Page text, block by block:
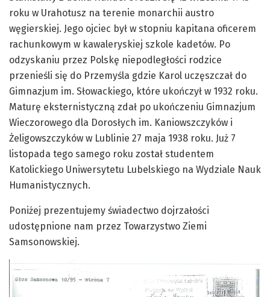
roku w Urahotusz na terenie monarchii austro
węgierskiej. Jego ojciec był w stopniu kapitana oficerem
rachunkowym w kawaleryskiej szkole kadetów. Po
odzyskaniu przez Polskę niepodległości rodzice
przenieśli się do Przemyśla gdzie Karol uczęszczał do
Gimnazjum im. Słowackiego, które ukończył w 1932 roku.
Maturę eksternistyczną zdał po ukończeniu Gimnazjum
Wieczorowego dla Dorosłych im. Kaniowszczyków i
Żeligowszczyków w Lublinie 27 maja 1938 roku. Już 7
listopada tego samego roku został studentem
Katolickiego Uniwersytetu Lubelskiego na Wydziale Nauk
Humanistycznych.
Poniżej prezentujemy świadectwo dojrzałości
udostępnione nam przez Towarzystwo Ziemi
Samsonowskiej.